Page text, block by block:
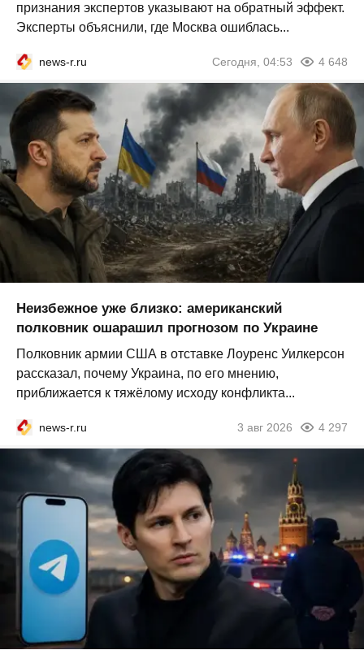
признания экспертов указывают на обратный эффект.
Эксперты объяснили, где Москва ошиблась...
news-r.ru Сегодня, 04:53 4 648
Неизбежное уже близко: американский
полковник ошарашил прогнозом по Украине
Полковник армии США в отставке Лоуренс Уилкерсон
рассказал, почему Украина, по его мнению,
приближается к тяжёлому исходу конфликта...
news-r.ru 3 авг 2026 4 297